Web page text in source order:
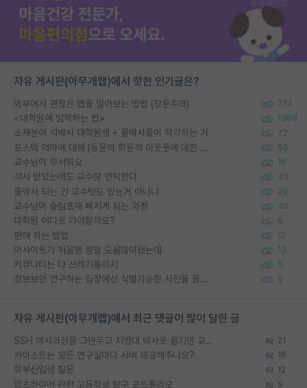
자유 게시판(아무개랩)에서 핫한 인기글은?
외부에서 괜찮은 랩을 알아보는 방법 (장문주의) 274
<대학원에 입학하는 법> 1388
소재분야 석박사 대학원생 + 물박사들이 착각하는 거 72
포스텍 억까에 대해 (동문의 학문적 아웃풋에 대한 반박) 50
교수님이 무서워요 16
석사 받았는데도 교수랑 연락한다. 43
물박사 되는 건 교수탓도 있는거 아니냐 29
교수님이 슬럼프에 빠지게 되는 과정 40
대학원 어디로 가야할까요? 5
편애 하는 방법 12
이사이트가 처음엔 정말 도움많이됐는데 13
커뮤니티는 다 쓰레기통이지 5
정보보안 연구하는 입장에선 식별가능한 사진을 올리는건 비추이긴함 5
자유 게시판(아무개랩)에서 최근 댓글이 많이 달린 글
SSH 박사과정을 그만두고 지방대 박사로 옮기면 교수의 꿈은 끝일까요? 21
카이스트는 모든 연구실마다 서버 제공해주나요? 15
학부신입생 질문 12
알츠하이머 관련 고등학생 탐구 포트폴리오 9